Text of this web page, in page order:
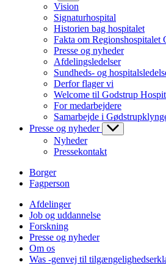
Vision
Signaturhospital
Historien bag hospitalet
Fakta om Regionshospitalet
Presse og nyheder
Afdelingsledelser
Sundheds- og
Derfor flager vi
Welcome til Godstrup
For medarbejdere
Samarbejde i
Presse og nyheder
Nyheder
Pressekontakt
Borger
Fagperson
Afdelinger
Job og uddannelse
Forskning
Presse og nyheder
Om os
Was -genvej til